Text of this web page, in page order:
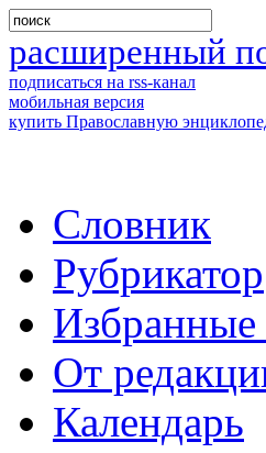
расширенный
подписаться на rss-канал
мобильная версия
купить Православную
Словник
Рубрикатор
Избранные
От
Календарь